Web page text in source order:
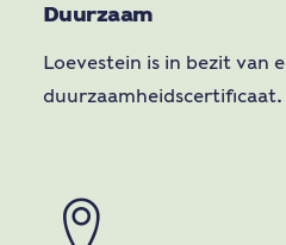
Duurzaam
Loevestein is in bezit van
duurzaamheidscertificaat.